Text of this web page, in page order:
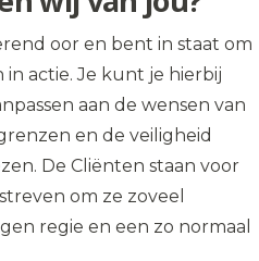
oor en bent in staat om
actie. Je kunt je hierbij
aan de wensen van
en de veiligheid
De Cliënten staan voor
om ze zoveel
regie en een zo normaal